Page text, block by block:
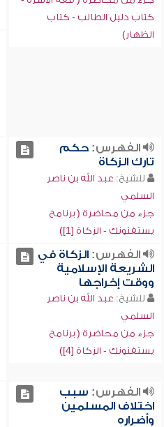
كتاب دليل الطالب - كتاب
الظهار)
الفهرس:حكم
تارك الزكاة
للشيخ: عبد الله بن ناصر
السلمي
جزء من محاضرة ( برنامج
يستفتونك - الزكاة [1])
الفهرس:الزكاة في
الشريعة الإسلامية
ووقت إخراجها
للشيخ: عبد الله بن ناصر
السلمي
جزء من محاضرة ( برنامج
يستفتونك - الزكاة [4])
الفهرس: سبب
اختلاف المسلمين
وأضراره